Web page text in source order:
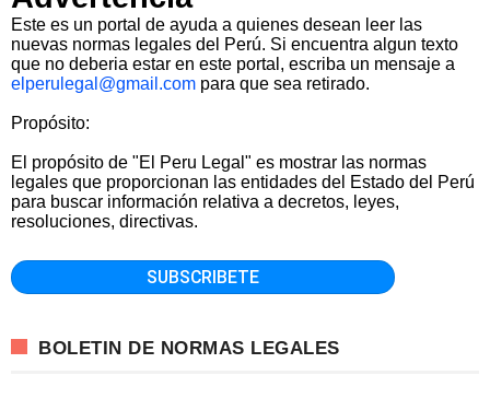
Este es un portal de ayuda a quienes desean leer las
nuevas normas legales del Perú. Si encuentra algun texto
que no deberia estar en este portal, escriba un mensaje a
elperulegal@gmail.com para que sea retirado.
Propósito:
El propósito de "El Peru Legal" es mostrar las normas
legales que proporcionan las entidades del Estado del Perú
para buscar información relativa a decretos, leyes,
resoluciones, directivas.
BOLETIN DE NORMAS LEGALES